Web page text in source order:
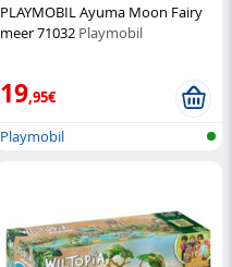
PLAYMOBIL Ayuma Moon Fairy
meer 71032 Playmobil
19,95€
Playmobil